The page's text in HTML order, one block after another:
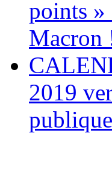
points »
Macron
2019